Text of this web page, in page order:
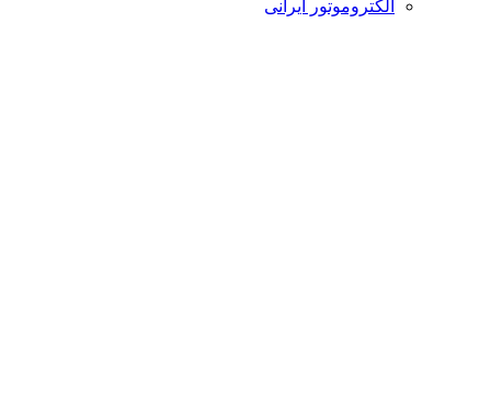
الکتروموتور ایرانی